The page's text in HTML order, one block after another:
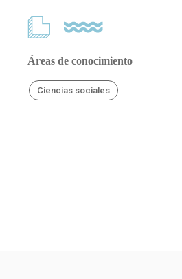
Áreas de conocimiento
Ciencias sociales